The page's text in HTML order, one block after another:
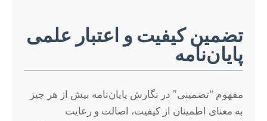
تضمین کیفیت و اعتبار علمی
پایان‌نامه
مفهوم “تضمینی” در نگارش پایان‌نامه بیش از هر چیز
به معنای اطمینان از کیفیت، اصالت و رعایت